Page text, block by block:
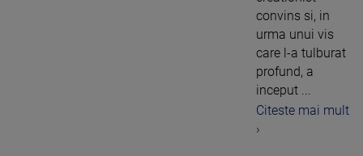
convins si, in
urma unui vis
care l-a tulburat
profund, a
inceput ...
Citeste mai mult
›